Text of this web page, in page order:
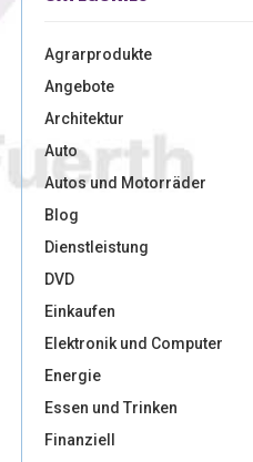
Agrarprodukte
Angebote
Architektur
Auto
Autos und Motorräder
Blog
Dienstleistung
DVD
Einkaufen
Elektronik und Computer
Energie
Essen und Trinken
Finanziell